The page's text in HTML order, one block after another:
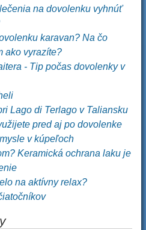
na dovolenku vyhnúť
karavan? Na čo
ako vyrazíte?
- Tip počas dovolenky v
Lago di Terlago v Taliansku
pred aj po dovolenke
v kúpeľoch
Keramická ochrana laku je
na aktívny relax?